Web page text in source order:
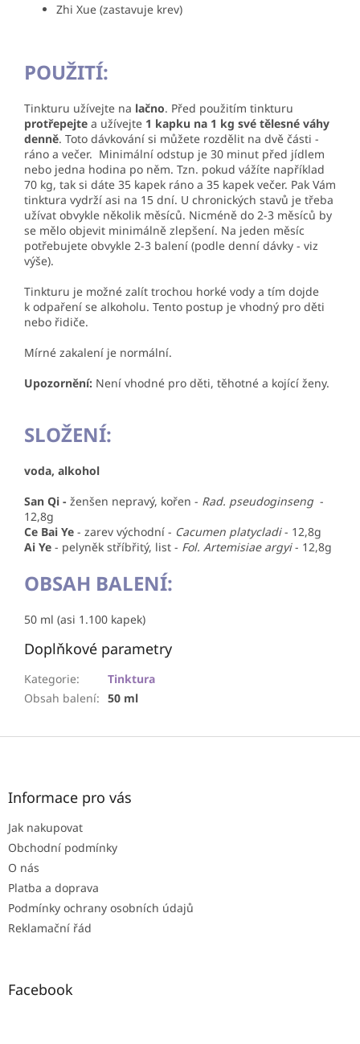
Zhi Xue (zastavuje krev)
POUŽITÍ:
Tinkturu užívejte na lačno. Před použitím tinkturu
protřepejte a užívejte 1 kapku na 1 kg své tělesné váhy
denně. Toto dávkování si můžete rozdělit na dvě části -
ráno a večer. Minimální odstup je 30 minut před jídlem
nebo jedna hodina po něm. Tzn. pokud vážíte například
70 kg, tak si dáte 35 kapek ráno a 35 kapek večer. Pak Vám
tinktura vydrží asi na 15 dní. U chronických stavů je třeba
užívat obvykle několik měsíců. Nicméně do 2-3 měsíců by
se mělo objevit minimálně zlepšení. Na jeden měsíc
potřebujete obvykle 2-3 balení (podle denní dávky - viz
výše).
Tinkturu je možné zalít trochou horké vody a tím dojde
k odpaření se alkoholu. Tento postup je vhodný pro děti
nebo řidiče.
Mírné zakalení je normální.
Upozornění: Není vhodné pro děti, těhotné a kojící ženy.
SLOŽENÍ:
voda, alkohol
San Qi - ženšen nepravý, kořen - Rad. pseudoginseng -
12,8g
Ce Bai Ye - zarev východní - Cacumen platycladi- 12,8g
Ai Ye - pelyněk stříbřitý, list - Fol. Artemisiae argyi- 12,8g
OBSAH BALENÍ:
50 ml (asi 1.100 kapek)
Doplňkové parametry
Kategorie:
Tinktura
Obsah balení: 50 ml
Z
Informace pro vás
Jak nakupovat
Obchodní podmínky
O nás
Platba a doprava
Podmínky ochrany osobních údajů
Reklamační řád
Facebook